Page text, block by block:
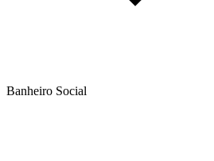
Banheiro Social